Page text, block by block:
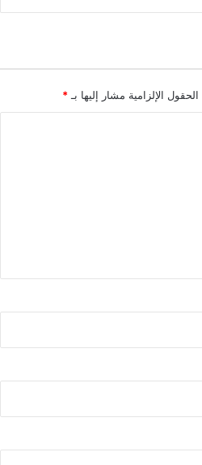
الحقول الإلزامية مشار إليها بـ *